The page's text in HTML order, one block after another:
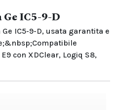
IC5-9-D
IC5-9-D, usata garantita e
con XDClear, Logiq S8,